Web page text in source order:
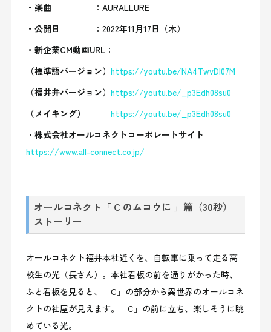
・楽曲
：AURALLURE
・公開日
：2022年11月17日（木）
・新企業CM動画URL ：
（標準語バージョン）https://youtu.be/NA4TwvDI07M
（福井弁バージョン）https://youtu.be/_p3Edh08su0
（メイキング）
https://youtu.be/_p3Edh08su0
・株式会社オールコネクトコーポレートサイト
https://www.all-connect.co.jp/
オールコネクト「 C のムコウに 」篇（30秒）
ストーリー
オールコネクト福井本社近くを、自転車に乗って走る高
校生の光（長さん）。本社看板の前を通りがかった時、
ふと看板を見ると、「C」の部分から異世界のオールコネ
クトの社屋が見えます。「C」の前に立ち、楽しそうに眺
めている光。